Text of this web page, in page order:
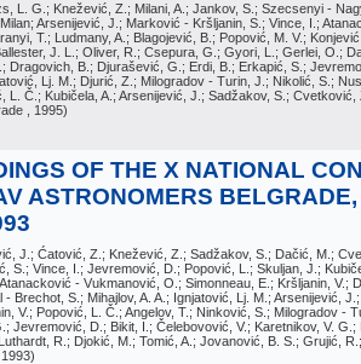
L. G.; Knežević, Z.; Milani, A.; Jankov, S.; Szecsenyi -
Arsenijević, J.; Marković - Kršljanin, S.; Vince, I.;
T.; Ludmany, A.; Blagojević, B.; Popović, M. V.;
J. L.; Oliver, R.; Csepura, G.; Gyori, L.; Gerlei, O.;
Dragovich, B.; Djurašević, G.; Erdi, B.; Erkapić, S.;
Lj. M.; Djurić, Z.; Milogradov - Turin, J.; Nikolić, S.;
L. Č.; Kubičela, A.; Arsenijević, J.; Sadžakov, S.; Cvetković,
, 1995)
OF THE X NATIONAL
ASTRONOMERS
J.; Ćatović, Z.; Knežević, Z.; Sadžakov, S.; Dačić, M.;
S.; Vince, I.; Jevremović, D.; Popović, L.; Skuljan, J.;
- Vukmanović, O.; Simonneau, E.; Kršljanin, V.;
- Brechot, S.; Mihajlov, A. A.; Ignjatović, Lj. M.; Arsenijević,
V.; Popović, L. Č.; Angelov, T.; Ninković, S.; Milogradov -
Jevremović, D.; Bikit, I.; Čelebovović, V.; Karetnikov, V. G.;
R.; Djokić, M.; Tomić, A.; Jovanović, B. S.; Grujić,
, 1993)